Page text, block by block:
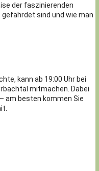
der faszinierenden
sind und wie man
kann ab 19:00 Uhr bei
mitmachen. Dabei
am besten kommen Sie